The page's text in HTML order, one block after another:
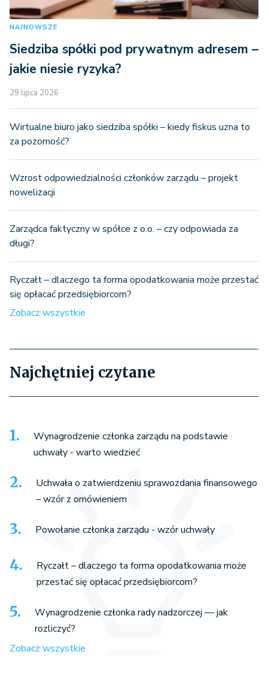
NAJNOWSZE
Siedziba spółki pod prywatnym adresem –
jakie niesie ryzyka?
29 lipca 2026
Wirtualne biuro jako siedziba spółki – kiedy fiskus uzna to
za pozorność?
Wzrost odpowiedzialności członków zarządu – projekt
nowelizacji
Zarządca faktyczny w spółce z o.o. – czy odpowiada za
długi?
Ryczałt – dlaczego ta forma opodatkowania może przestać
się opłacać przedsiębiorcom?
Zobacz wszystkie
Najchętniej czytane
Wynagrodzenie członka zarządu na podstawie
uchwały - warto wiedzieć
Uchwała o zatwierdzeniu sprawozdania finansowego
– wzór z omówieniem
Powołanie członka zarządu - wzór uchwały
Ryczałt – dlaczego ta forma opodatkowania może
przestać się opłacać przedsiębiorcom?
Wynagrodzenie członka rady nadzorczej — jak
rozliczyć?
Zobacz wszystkie